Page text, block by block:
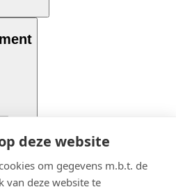
deze website
om gegevens m.b.t. de
van deze website te